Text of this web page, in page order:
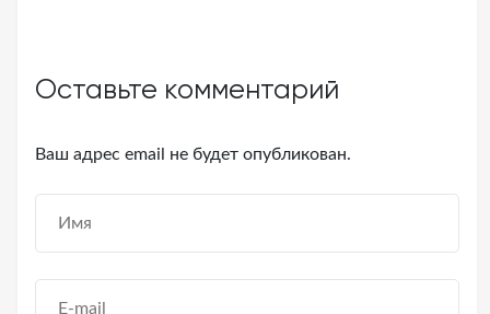
Оставьте комментарий
Ваш адрес email не будет опубликован.